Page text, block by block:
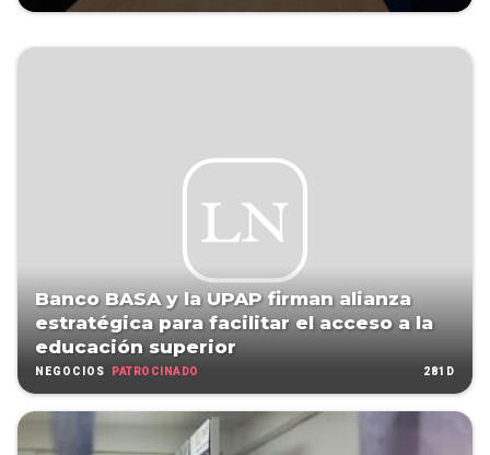
Banco BASA y la UPAP firman alianza
estratégica para facilitar el acceso a la
educación superior
NEGOCIOS PATROCINADO 281D